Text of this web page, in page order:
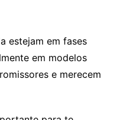
estejam em fases
em modelos
e merecem